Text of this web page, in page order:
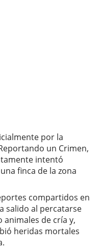
por la
un Crimen,
intentó
finca de la zona
compartidos en
salido al percatarse
de cría y,
heridas mortales